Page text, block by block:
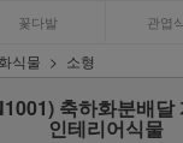
꽃다발 관엽
식물 소형
축하화분배달
인테리어식물